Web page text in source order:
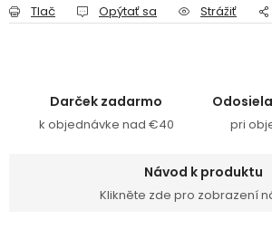
Přihlášení
Tlač Opýtať sa Strážiť
Darček zadarmo
k objednávke nad €40 pri
Návod k produktu
Klikněte zde pro zobrazení